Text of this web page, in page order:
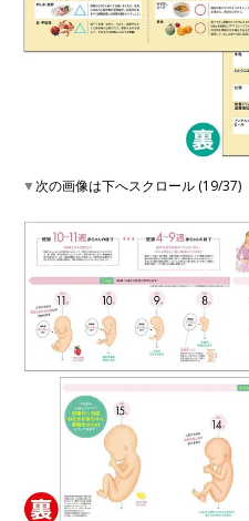
▼次の画像は下へスクロール (19/37)